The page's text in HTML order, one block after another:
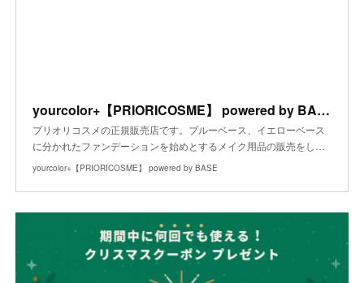
yourcolor+【PRIORICOSME】 powered by BASE
プリオリコスメの正規販売店です。ブルーベース、イエローベース
に分かれたファンデーションを始めとするメイク用品の販売をし…
yourcolor+【PRIORICOSME】 powered by BASE